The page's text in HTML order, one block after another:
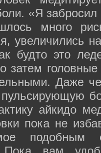
«Я
много
увеличились
будто это
затем
Даже
пульсирующую
айкидо
пока не